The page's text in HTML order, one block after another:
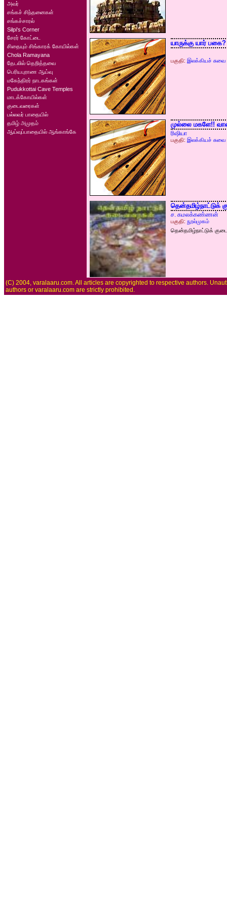
அவர்
சங்கச் சிந்தனைகள்
சங்கச்சாரல்
Silpi's Corner
சேரர் கோட்டை
சிதையும் சிங்காரக் கோயில்கள்
Chola Ramayana
தேடலில் தெறித்தவை
பெரியபுராண ஆய்வு
மகேந்திரர் நாடகங்கள்
Pudukkottai Cave Temples
மாடக்கோயில்கள்
குடைவரைகள்
பல்லவர் பாதையில்
தமிழ் அமுதம்
ஆய்வுப்பாதையில் ஆங்காங்கே
யாருக்கு யார் பகை?
பகுதி: இலக்கியச் சுவை
முல்லை மகளே!!
ரிஷியா
பகுதி: இலக்கியச் சுவை
தென்தமிழ்நாட்டுக்
ச. கமலக்கண்ணன்
பகுதி: நூல்முகம்
தென்தமிழ்நாட்டுக்
(C) 2004, varalaaru.com. All articles are copyrighted to respective authors.
authors or varalaaru.com are strictly prohibited.